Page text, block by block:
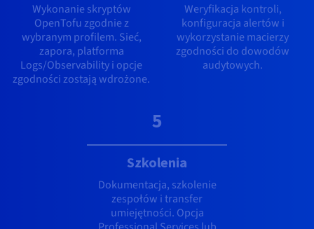
Wykonanie skryptów
OpenTofu zgodnie z
wybranym profilem. Sieć,
zapora, platforma
Logs/Observability i opcje
zgodności zostają wdrożone.
Weryfikacja kontroli,
konfiguracja alertów i
wykorzystanie macierzy
zgodności do dowodów
audytowych.
5
Szkolenia
Dokumentacja, szkolenie
zespołów i transfer
umiejętności. Opcja